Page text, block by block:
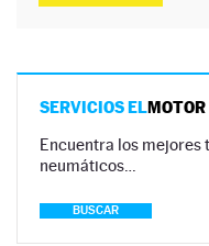
SERVICIOS ELMOTOR
Encuentra los mejores
neumáticos…
BUSCAR